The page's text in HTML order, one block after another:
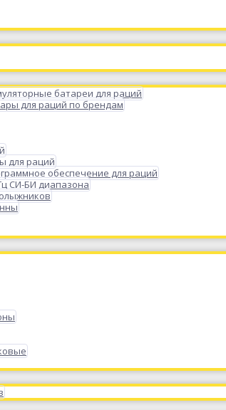
батареи для раций
для раций по брендам
для раций
обеспечение для раций
СИ-БИ диапазона